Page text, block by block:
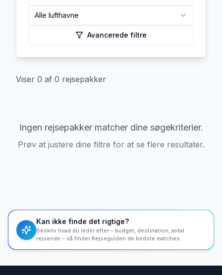
Alle lufthavne
Avancerede filtre
Viser 0 af 0 rejsepakker
Ingen rejsepakker matcher dine søgekriterier.
Prøv at justere dine filtre for at se flere resultater.
Kan ikke finde det rigtige?
Beskriv hvad du leder efter – budget, destination, antal
rejsende – så finder Rejseguiden de bedste matches.